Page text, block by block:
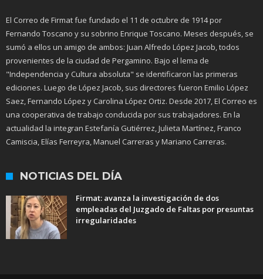
El Correo de Firmat fue fundado el 11 de octubre de 1914 por
Fernando Toscano y su sobrino Enrique Toscano. Meses después, se
sumó a ellos un amigo de ambos: Juan Alfredo López Jacob, todos
provenientes de la ciudad de Pergamino. Bajo el lema de
"Independencia y Cultura absoluta" se identificaron las primeras
ediciones. Luego de López Jacob, sus directores fueron Emilio López
Saez, Fernando López y Carolina López Ortiz. Desde 2017, El Correo es
una cooperativa de trabajo conducida por sus trabajadores. En la
actualidad la integran Estefanía Gutiérrez, Julieta Martínez, Franco
Camiscia, Elías Ferreyra, Manuel Carreras y Mariano Carreras.
NOTICIAS DEL DÍA
Firmat: avanza la investigación de dos
empleadas del Juzgado de Faltas por presuntas
irregularidades